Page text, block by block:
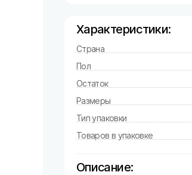
Характеристики:
Страна
Пол
Остаток
Размеры
Тип упаковки
Товаров в упаковке
Описание: